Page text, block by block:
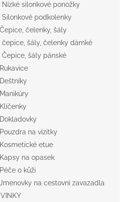
Nízké silonkové ponožky
Silonkové podkolenky
Čepice, čelenky, šály
čepice, šály, čelenky dámké
Čepice, šály pánské
Rukavice
Deštníky
Manikúry
Klíčenky
Dokladovky
Pouzdra na vizitky
Kosmetické etue
Kapsy na opasek
Péče o kůži
Jmenovky na cestovní zavazadla